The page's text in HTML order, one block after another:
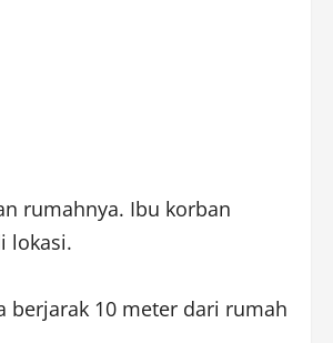
rumahnya. Ibu korban
lokasi.
berjarak 10 meter dari rumah